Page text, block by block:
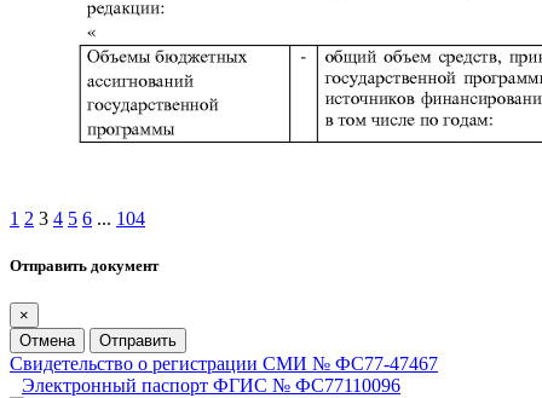
1 2 3 4 5 6 ... 104
Отправить документ
×
Отмена
Отправить
Свидетельство о регистрации СМИ № ФС77-47467
Электронный паспорт ФГИС № ФС77110096